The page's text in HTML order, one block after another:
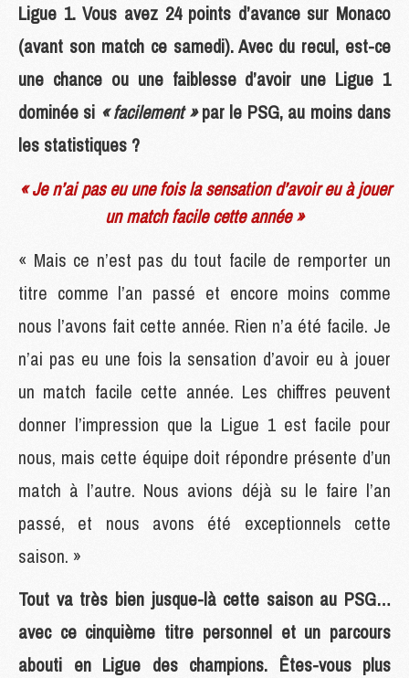
Ligue 1. Vous avez 24 points d’avance sur Monaco
(avant son match ce samedi). Avec du recul, est-ce
une chance ou une faiblesse d’avoir une Ligue 1
dominée si « facilement »par le PSG, au moins dans
les statistiques ?
« Je n’ai pas eu une fois la sensation d’avoir eu à jouer
un match facile cette année »
« Mais ce n’est pas du tout facile de remporter un
titre comme l’an passé et encore moins comme
nous l’avons fait cette année. Rien n’a été facile. Je
n’ai pas eu une fois la sensation d’avoir eu à jouer
un match facile cette année. Les chiffres peuvent
donner l’impression que la Ligue 1 est facile pour
nous, mais cette équipe doit répondre présente d’un
match à l’autre. Nous avions déjà su le faire l’an
passé, et nous avons été exceptionnels cette
saison. »
Tout va très bien jusque-là cette saison au PSG…
avec ce cinquième titre personnel et un parcours
abouti en Ligue des champions. Êtes-vous plus